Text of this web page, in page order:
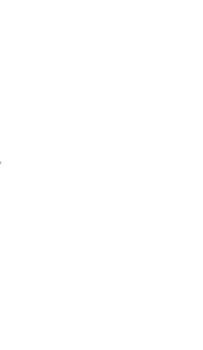
に、
を
り